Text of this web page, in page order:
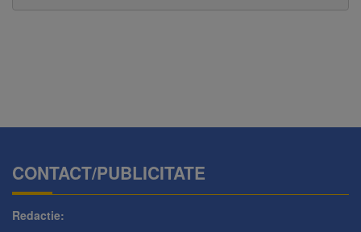
CONTACT/PUBLICITATE
Redactie: